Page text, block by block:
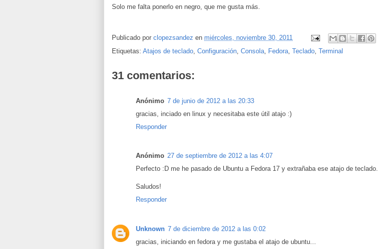
Solo me falta ponerlo en negro, que me gusta más.
Publicado por clopezsandez en miércoles, noviembre 30, 2011
Etiquetas: Atajos de teclado, Configuración, Consola, Fedora, Teclado, Terminal
31 comentarios:
Anónimo 7 de junio de 2012 a las 20:33
gracias, inciado en linux y necesitaba este útil atajo :)
Responder
Anónimo 27 de septiembre de 2012 a las 4:07
Perfecto :D me he pasado de Ubuntu a Fedora 17 y extrañaba ese atajo de teclado.
Saludos!
Responder
Unknown 7 de diciembre de 2012 a las 0:02
gracias, iniciando en fedora y me gustaba el atajo de ubuntu...